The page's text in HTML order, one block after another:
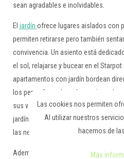
sean agradables e inolvidables.
El jardín ofrece lugares aislados con
permiten retirarse pero también
convivencia. Un asiento está
el sol, relajarse y bucear en el
apartamentos con jardín bordean
los perros", en el que los amigos de
sus vacaciones en un entorno
jardín para perros está claramente
las necesidades.
Además del equipamiento general,
Las cookies nos permiten
Al utilizar nuestros
hacemos de
Más